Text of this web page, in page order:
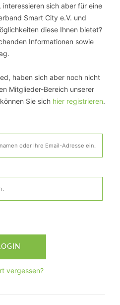
sich aber für eine
Smart City e.V. und
diese Ihnen bietet?
Informationen sowie
haben sich aber noch nicht
Mitglieder-Bereich unserer
Sie sich hier registrieren.
vergessen?